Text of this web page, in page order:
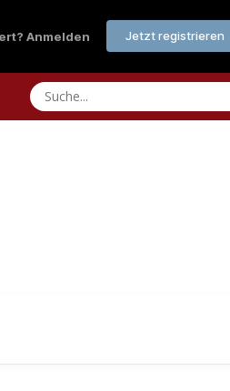
Anmelden Jetzt registrieren